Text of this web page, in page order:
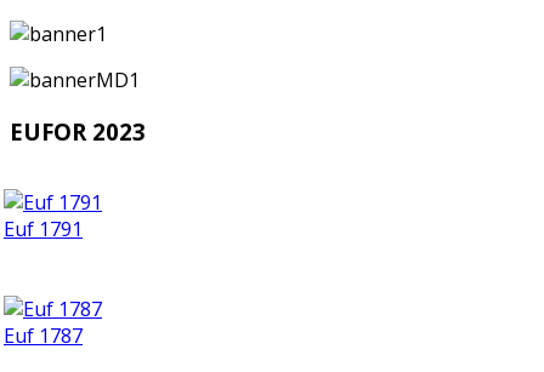
EUFOR 2023
Euf 1791
Euf 1787